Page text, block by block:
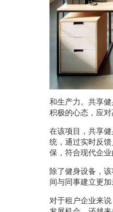
和生产力。共享
积极的心态，应
在该项目，共享
统，通过实时反
保，符合现代企业
除了健身设备，
间与同事建立更
对于租户企业来